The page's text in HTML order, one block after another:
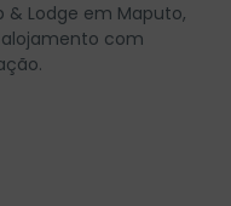
& Lodge em Maputo,
com